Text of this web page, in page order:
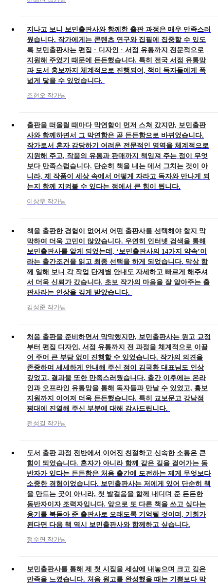
지나고 보니 보민출판사와 함께한 출판 과정은 매우 만족스러
웠습니다. 작가에게는 콘텐츠 연구와 집필에 집중할 수 있도
록 보민출판사는 편집 · 디자인 · 서점 유통까지 전문적으로
지원해 주었기 때문에 든든했습니다. 특히 전국 서점 유통망
과 도서 홍보까지 체계적으로 진행되어, 책이 독자들에게 폭
넓게 닿을 수 있었습니다.
조현오 작가님
출판을 떠올릴 때마다 막연함이 먼저 스쳐 갔지만, 보민출판
사와 함께하면서 그 막연함은 곧 든든함으로 바뀌었습니다.
작가로서 혼자 감당하기 어려운 전문적인 영역을 체계적으로
지원해 주고, 작품의 유통과 판매까지 책임져 주는 점이 무엇
보다 만족스럽습니다. 단순히 책을 내는 데서 그치는 것이 아
니라, 제 작품이 세상 속에서 어떻게 자라고 독자와 만나게 되
는지 함께 지켜볼 수 있다는 점에서 큰 힘이 됩니다.
이상우 작가님
책을 출판한 경험이 없어서 어떤 출판사를 선택해야 할지 막
막하여 더욱 고민이 많았습니다. 우연히 인터넷 검색을 통해
보민출판사를 알게 되었는데, ‘보민출판사의 14가지 약속’이
라는 출간조건을 읽고 최종 선택을 하게 되었습니다. 막상 함
께 일해 보니 각 작업 단계별 안내도 자세하고 빠르게 해주셔
서 더욱 신뢰가 갔습니다. 초보 작가의 마음을 잘 알아주는 출
판사라는 인상을 깊게 받았습니다.
김성준 작가님
처음 출판을 준비하면서 막막했지만, 보민출판사는 원고 교정
부터 편집 디자인, 서점 유통까지 전 과정을 체계적으로 이끌
어 주어 큰 부담 없이 진행할 수 있었습니다. 작가의 의견을
존중하며 세세하게 안내해 주신 점이 김국환 대표님도 인상
깊었고, 결과물 또한 만족스러웠습니다. 출간 이후에는 온라
인과 오프라인 유통망을 통해 독자들과 만날 수 있었고, 홍보
지원까지 이어져 더욱 든든했습니다. 특히 교보문고 강남점
평대에 진열해 주신 부분에 대해 감사드립니다.
전성길 작가님
도서 출판 과정 전반에서 이어진 친절하고 신속한 소통은 큰
힘이 되었습니다. 혼자가 아니라 함께 같은 길을 걸어가는 동
반자가 있다는 든든함은 처음 출간에 도전하는 제게 무엇보다
소중한 경험이었습니다. 보민출판사는 저에게 있어 단순히 책
을 만드는 곳이 아니라, 첫 발걸음을 함께 내디뎌 준 든든한
동반자이자 조력자입니다. 앞으로 또 다른 책을 쓰고 싶다는
용기를 북돋아 준 출판사로 오래도록 기억될 것이며, 기회가
된다면 다음 책 역시 보민출판사와 함께하고 싶습니다.
정수연 작가님
보민출판사를 통해 제 첫 시집을 세상에 내놓으며 크고 깊은
만족을 느꼈습니다. 처음 원고를 완성했을 때는 기쁨보다 막